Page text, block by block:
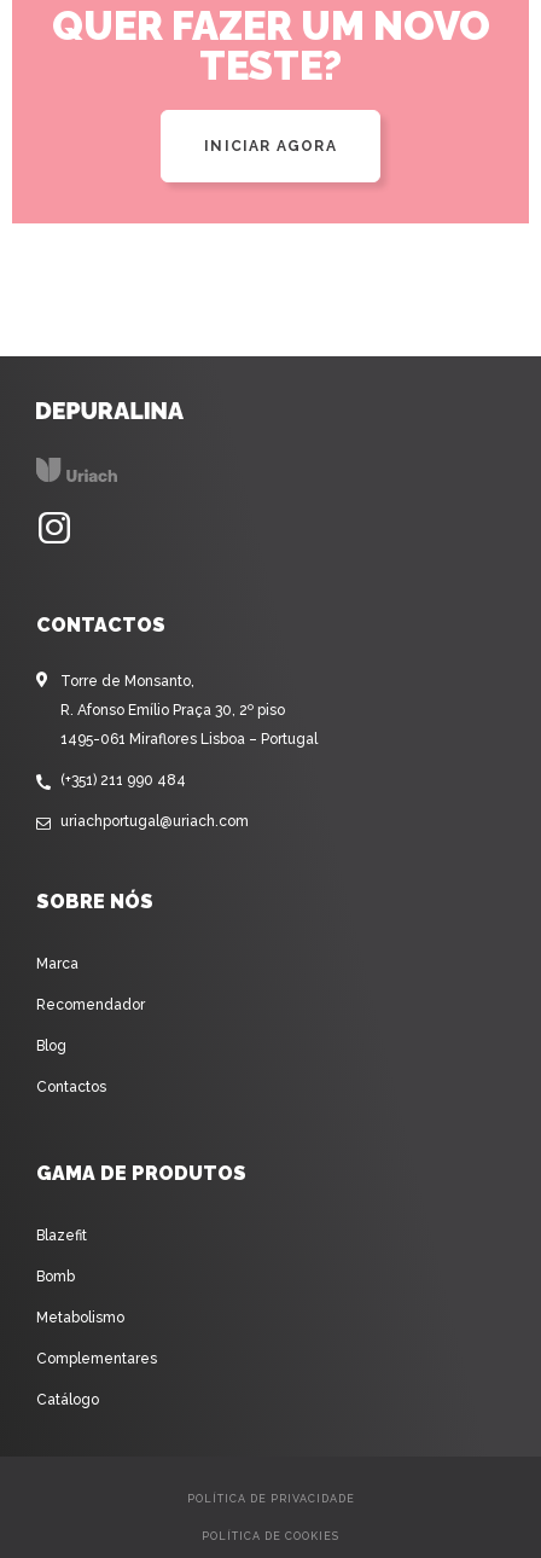
QUER FAZER UM NOVO
TESTE?
INICIAR AGORA
CONTACTOS
Torre de Monsanto,
R. Afonso Emílio Praça 30, 2º piso
1495-061 Miraflores Lisboa – Portugal
(+351) 211 990 484
uriachportugal@uriach.com
SOBRE NÓS
Marca
Recomendador
Blog
Contactos
GAMA DE PRODUTOS
Blazefit
Bomb
Metabolismo
Complementares
Catálogo
POLÍTICA DE PRIVACIDADE
POLÍTICA DE COOKIES